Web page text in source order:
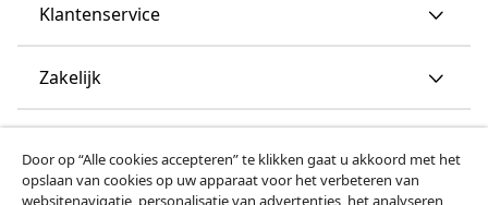
Klantenservice
Zakelijk
Door op “Alle cookies accepteren” te klikken gaat u akkoord met het
opslaan van cookies op uw apparaat voor het verbeteren van
websitenavigatie, personalisatie van advertenties, het analyseren